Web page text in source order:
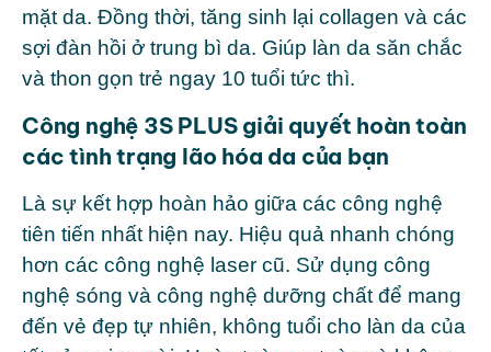
mặt da. Đồng thời, tăng sinh lại collagen và các
sợi đàn hồi ở trung bì da. Giúp làn da săn chắc
và thon gọn trẻ ngay 10 tuổi tức thì.
Công nghệ 3S PLUS giải quyết hoàn toàn
các tình trạng lão hóa da của bạn
Là sự kết hợp hoàn hảo giữa các công nghệ
tiên tiến nhất hiện nay. Hiệu quả nhanh chóng
hơn các công nghệ laser cũ. Sử dụng công
nghệ sóng và công nghệ dưỡng chất để mang
đến vẻ đẹp tự nhiên, không tuổi cho làn da của